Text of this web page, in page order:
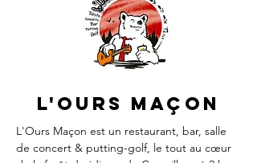
L'Ours maçon
L'Ours Maçon est un restaurant, bar, salle
de concert & putting-golf, le tout au cœur